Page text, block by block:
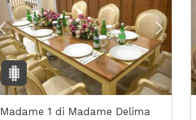
Madame 1 di Madame Delima